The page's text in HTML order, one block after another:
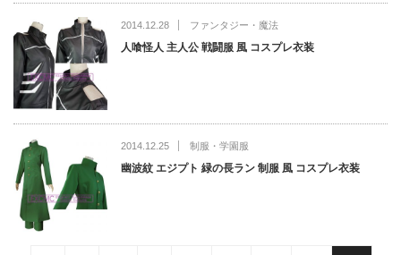
2014.12.28 ファンタジー・魔法
人喰怪人 主人公 戦闘服 風 コスプレ衣装
2014.12.25 制服・学園服
幽波紋 エジプト 緑の長ラン 制服 風 コスプレ衣装